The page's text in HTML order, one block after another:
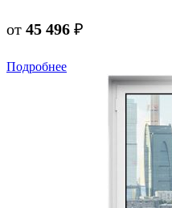
от 45 496 ₽
Подробнее